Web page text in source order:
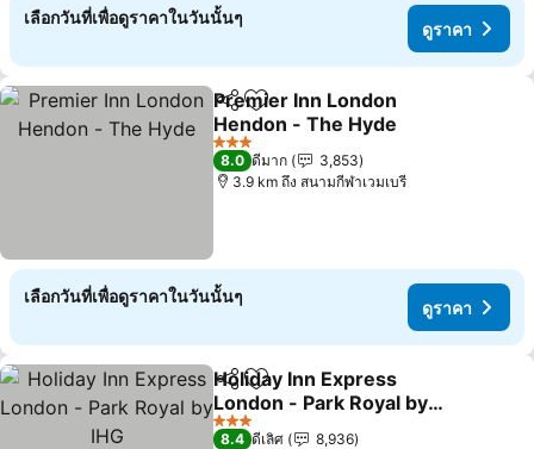
เลือกวันที่เพื่อดูราคาในวันนั้นๆ
ดูราคา
แชร์ เพิ่มในรายการโปรด
Premier Inn London
Hendon - The Hyde
ดูราคา
3 ดาว
8.0 ดีมาก
3,853
3.9 km ถึง สนามกีฬาเวมเบรี
เลือกวันที่เพื่อดูราคาในวันนั้นๆ
ดูราคา
แชร์ เพิ่มในรายการโปรด
Holiday Inn Express
London - Park Royal by
IHG
ดูราคา
3 ดาว
8.4 ดีเลิศ
8,936